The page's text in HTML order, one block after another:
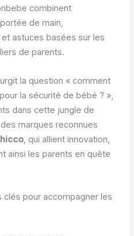
combinent
de main,
astuces basées sur les
de parents.
la question « comment
la sécurité de bébé ? »,
dans cette jungle de
marques reconnues
, qui allient innovation,
ainsi les parents en quête
clés pour accompagner les